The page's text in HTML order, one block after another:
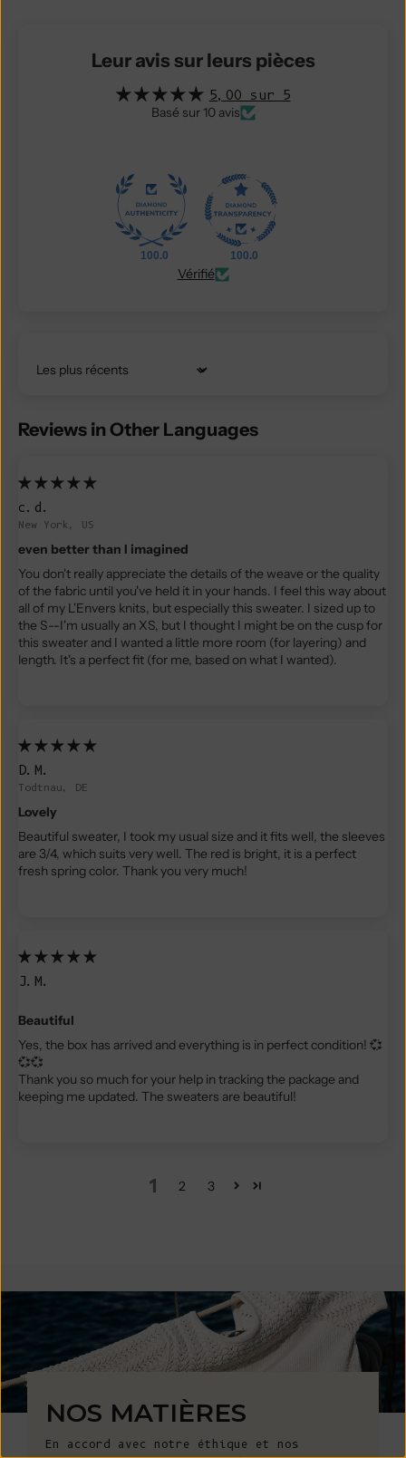
Leur avis sur leurs pièces
5,00 sur 5
Basé sur 10 avis
100.0 100.0
Vérifié
Trier par
Reviews in Other Languages
c.d.
New York, US
even better than I imagined
You don't really appreciate the details of the weave or the quality
of the fabric until you've held it in your hands. I feel this way about
all of my L'Envers knits, but especially this sweater. I sized up to
the S--I'm usually an XS, but I thought I might be on the cusp for
this sweater and I wanted a little more room (for layering) and
length. It's a perfect fit (for me, based on what I wanted).
D.M.
Todtnau, DE
Lovely
Beautiful sweater, I took my usual size and it fits well, the sleeves
are 3/4, which suits very well. The red is bright, it is a perfect
fresh spring color. Thank you very much!
J.M.
Beautiful
Yes, the box has arrived and everything is in perfect condition! 💞
💞💞
Thank you so much for your help in tracking the package and
keeping me updated. The sweaters are beautiful!
1 2 3
NOS MATIÈRES
En accord avec notre éthique et nos